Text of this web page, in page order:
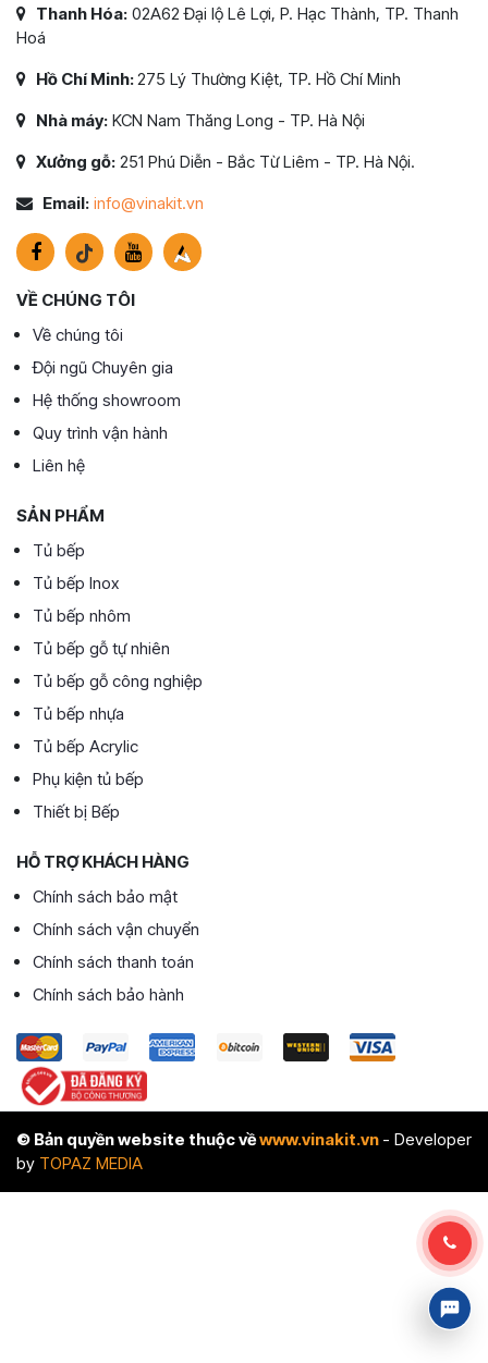
Thanh Hóa: 02A62 Đại lộ Lê Lợi, P. Hạc Thành, TP. Thanh
Hoá
Hồ Chí Minh:275 Lý Thường Kiệt, TP. Hồ Chí Minh
Nhà máy: KCN Nam Thăng Long - TP. Hà Nội
Xưởng gỗ: 251 Phú Diễn - Bắc Từ Liêm - TP. Hà Nội.
Email: info@vinakit.vn
VỀ CHÚNG TÔI
Về chúng tôi
Đội ngũ Chuyên gia
Hệ thống showroom
Quy trình vận hành
Liên hệ
SẢN PHẨM
Tủ bếp
Tủ bếp Inox
Tủ bếp nhôm
Tủ bếp gỗ tự nhiên
Tủ bếp gỗ công nghiệp
Tủ bếp nhựa
Tủ bếp Acrylic
Phụ kiện tủ bếp
Thiết bị Bếp
HỖ TRỢ KHÁCH HÀNG
Chính sách bảo mật
Chính sách vận chuyển
Chính sách thanh toán
Chính sách bảo hành
© Bản quyền website thuộc vềwww.vinakit.vn - Developer
by TOPAZ MEDIA